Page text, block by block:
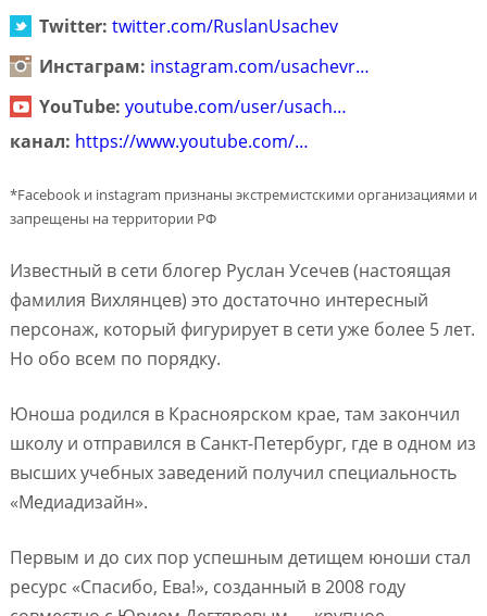
Twitter: twitter.com/RuslanUsachev
Инстаграм: instagram.com/usachevr…
YouTube: youtube.com/user/usach…
канал: https://www.youtube.com/…
*Facebook и instagram признаны экстремистскими организациями и
запрещены на территории РФ
Известный в сети блогер Руслан Усечев (настоящая
фамилия Вихлянцев) это достаточно интересный
персонаж, который фигурирует в сети уже более 5 лет.
Но обо всем по порядку.
Юноша родился в Красноярском крае, там закончил
школу и отправился в Санкт-Петербург, где в одном из
высших учебных заведений получил специальность
«Медиадизайн».
Первым и до сих пор успешным детищем юноши стал
ресурс «Спасибо, Ева!», созданный в 2008 году